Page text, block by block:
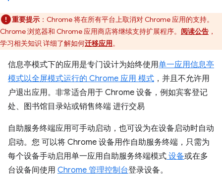
重要提示 ：Chrome 将在所有平台上取消对 Chrome 应用的支持。
Chrome 浏览器和 Chrome 应用商店将继续支持扩展程序。 阅读公告 ，
学习相关知识 详细了解如何迁移应用。
信息亭模式下的应用是专门设计为始终使用单一应用信息亭
模式以全屏模式运行的 Chrome 应用 模式 ，并且不允许用
户退出应用。非常适合用于 Chrome 设备，例如宾客登记
处、图书馆目录站或销售终端 进行交易
自助服务终端应用可手动启动，也可设为在设备启动时自动
启动。您 可以将 Chrome 设备用作自助服务终端，只需为
每个设备手动启用单一应用自助服务终端模式 设备或在多
台设备间使用 Chrome 管理控制台登录设备。